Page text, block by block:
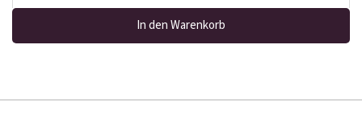
In den Warenkorb